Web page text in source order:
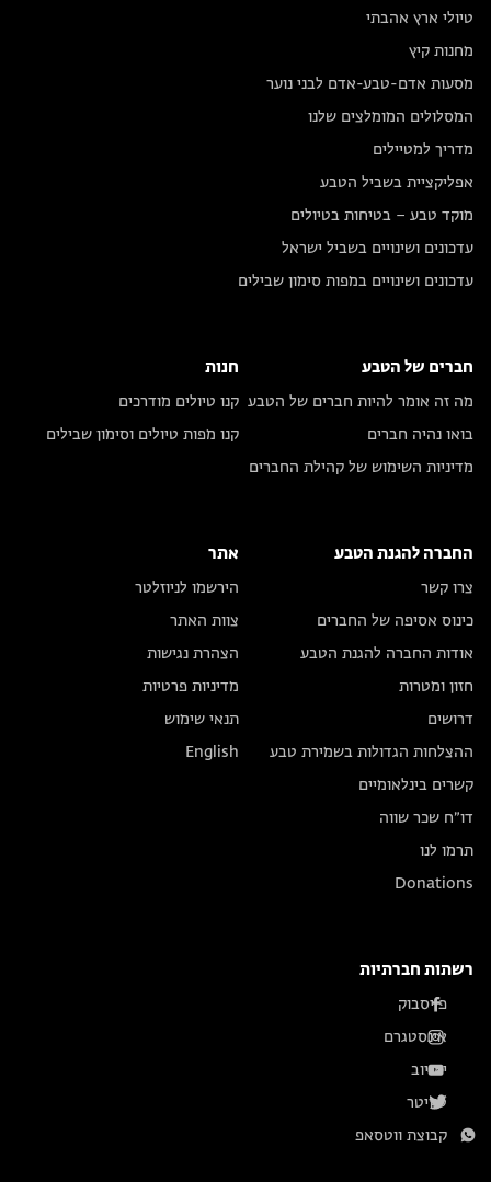
טיולי ארץ אהבתי
מחנות קיץ
מסעות אדם-טבע-אדם לבני נוער
המסלולים המומלצים שלנו
מדריך למטיילים
אפליקציית בשביל הטבע
מוקד טבע – בטיחות בטיולים
עדכונים ושינויים בשביל ישראל
עדכונים ושינויים במפות סימון שבילים
חברים של הטבע
מה זה אומר להיות חברים של הטבע
בואו נהיה חברים
מדיניות השימוש של קהילת החברים
חנות
קנו טיולים מודרכים
קנו מפות טיולים וסימון שבילים
החברה להגנת הטבע
צרו קשר
כינוס אסיפה של החברים
אודות החברה להגנת הטבע
חזון ומטרות
דרושים
ההצלחות הגדולות בשמירת טבע
קשרים בינלאומיים
דו״ח שכר שווה
תרמו לנו
Donations
אתר
הירשמו לניוזלטר
צוות האתר
הצהרת נגישות
מדיניות פרטיות
תנאי שימוש
English
רשתות חברתיות
פייסבוק
אינסטגרם
יוטיוב
טוויטר
קבוצת ווטסאפ